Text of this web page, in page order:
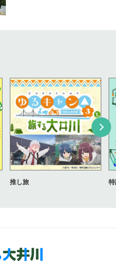
推し旅